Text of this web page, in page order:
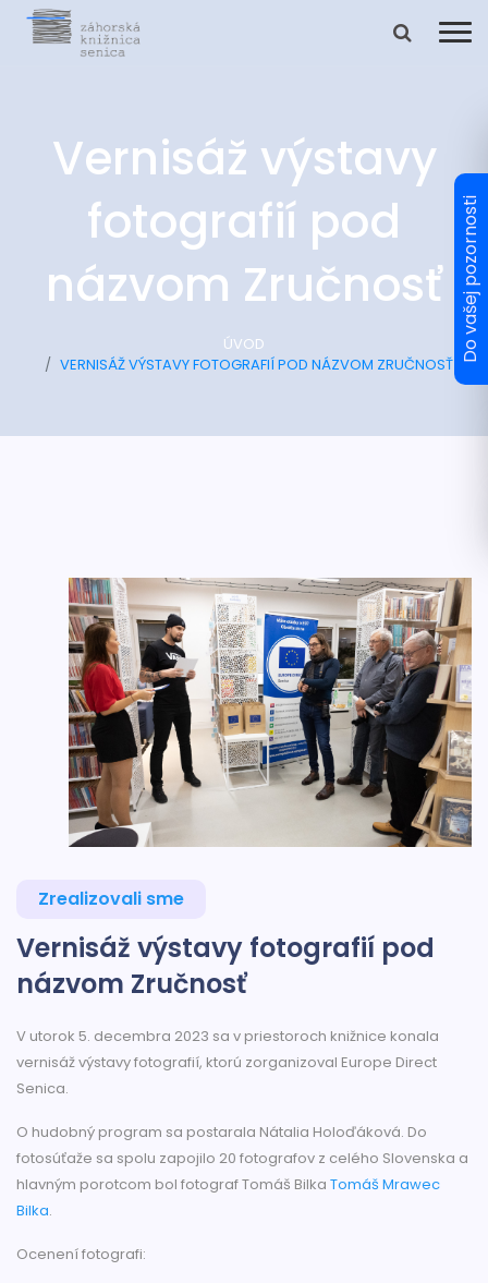
Vernisáž výstavy
fotografií pod
názvom Zručnosť
ÚVOD
VERNISÁŽ VÝSTAVY FOTOGRAFIÍ POD NÁZVOM ZRUČNOSŤ
Zrealizovali sme
Vernisáž výstavy fotografií pod
názvom Zručnosť
V utorok 5. decembra 2023 sa v priestoroch knižnice konala
vernisáž výstavy fotografií, ktorú zorganizoval Europe Direct
Senica.
O hudobný program sa postarala Nátalia Holoďáková. Do
fotosúťaže sa spolu zapojilo 20 fotografov z celého Slovenska a
hlavným porotcom bol fotograf Tomáš Bilka Tomáš Mrawec
Bilka.
Ocenení fotografi: